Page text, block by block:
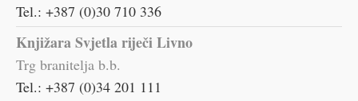
Tel.: +387 (0)30 710 336
Knjižara Svjetla riječi Livno
Trg branitelja b.b.
Tel.: +387 (0)34 201 111